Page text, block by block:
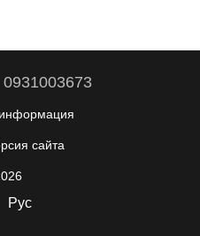
0931003673
сайта
Рус